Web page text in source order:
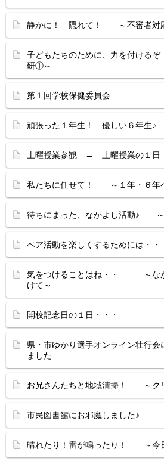
静かに！ 隠れて！ ～不審者対
子どもたちのために、力を付け
研①～
第１回学校保健委員会
頑張った１年生！ 優しい６年生♪
土曜授業参観 → 土曜授業の１日
私たちに任せて！ ～１年・６年
待ちにまった、なかよし活動♪ ～
ペア活動を楽しくするためには・
気をつけることはね・・ ～なか
けて～
開校記念日の１日・・・
県・市ゆかり選手オンライン壮行会
ました
お兄さんたちと地域清掃！ ～ク
市民図書館にお邪魔しました♪
晴れたり！雷が鳴ったり！ ～今